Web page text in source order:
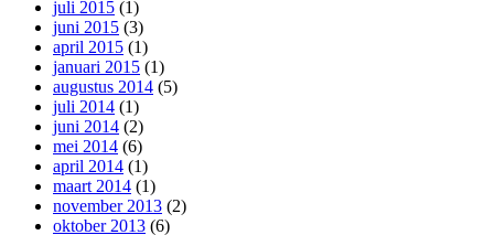
juli 2015 (1)
juni 2015 (3)
april 2015 (1)
januari 2015 (1)
augustus 2014 (5)
juli 2014 (1)
juni 2014 (2)
mei 2014 (6)
april 2014 (1)
maart 2014 (1)
november 2013 (2)
oktober 2013 (6)